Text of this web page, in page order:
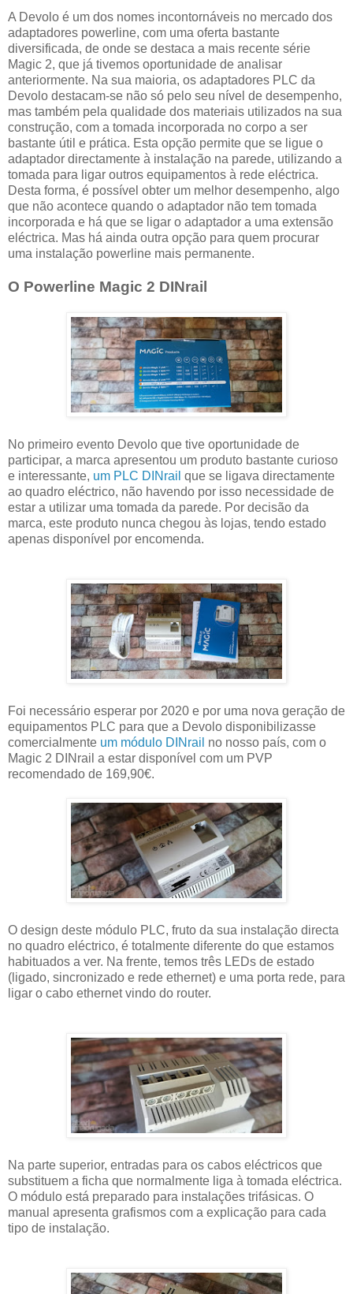
A Devolo é um dos nomes incontornáveis no mercado dos
adaptadores powerline, com uma oferta bastante
diversificada, de onde se destaca a mais recente série
Magic 2, que já tivemos oportunidade de analisar
anteriormente. Na sua maioria, os adaptadores PLC da
Devolo destacam-se não só pelo seu nível de desempenho,
mas também pela qualidade dos materiais utilizados na sua
construção, com a tomada incorporada no corpo a ser
bastante útil e prática. Esta opção permite que se ligue o
adaptador directamente à instalação na parede, utilizando a
tomada para ligar outros equipamentos à rede eléctrica.
Desta forma, é possível obter um melhor desempenho, algo
que não acontece quando o adaptador não tem tomada
incorporada e há que se ligar o adaptador a uma extensão
eléctrica. Mas há ainda outra opção para quem procurar
uma instalação powerline mais permanente.
O Powerline Magic 2 DINrail
No primeiro evento Devolo que tive oportunidade de
participar, a marca apresentou um produto bastante curioso
e interessante, um PLC DINrail que se ligava directamente
ao quadro eléctrico, não havendo por isso necessidade de
estar a utilizar uma tomada da parede. Por decisão da
marca, este produto nunca chegou às lojas, tendo estado
apenas disponível por encomenda.
Foi necessário esperar por 2020 e por uma nova geração de
equipamentos PLC para que a Devolo disponibilizasse
comercialmente um módulo DINrail no nosso país, com o
Magic 2 DINrail a estar disponível com um PVP
recomendado de 169,90€.
O design deste módulo PLC, fruto da sua instalação directa
no quadro eléctrico, é totalmente diferente do que estamos
habituados a ver. Na frente, temos três LEDs de estado
(ligado, sincronizado e rede ethernet) e uma porta rede, para
ligar o cabo ethernet vindo do router.
Na parte superior, entradas para os cabos eléctricos que
substituem a ficha que normalmente liga à tomada eléctrica.
O módulo está preparado para instalações trifásicas. O
manual apresenta grafismos com a explicação para cada
tipo de instalação.